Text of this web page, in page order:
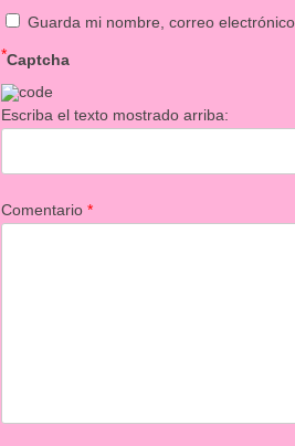
Guarda mi nombre, correo
Captcha
*
Escriba el texto mostrado arriba:
Comentario*